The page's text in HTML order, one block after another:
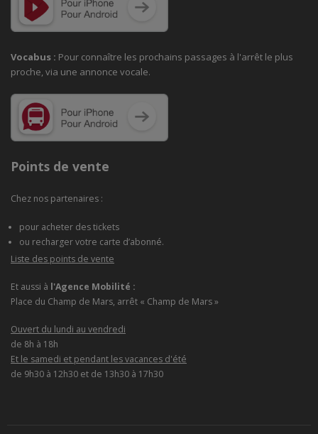
Vocabus : Pour connaître les prochains passages à l'arrêt le plus
proche, via une annonce vocale.
Points de vente
Chez nos partenaires :
pour acheter des tickets
ou recharger votre carte d’abonné.
Liste des points de vente
Et aussi à l'Agence Mobilité :
Place du Champ de Mars, arrêt « Champ de Mars »
Ouvert du lundi au vendredi
de 8h à 18h
Et le samedi et pendant les vacances d'été
de 9h30 à 12h30 et de 13h30 à 17h30